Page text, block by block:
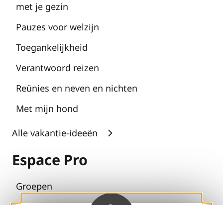
met je gezin
Pauzes voor welzijn
Toegankelijkheid
Verantwoord reizen
Reünies en neven en nichten
Met mijn hond
Alle vakantie-ideeën
Espace Pro
Groepen